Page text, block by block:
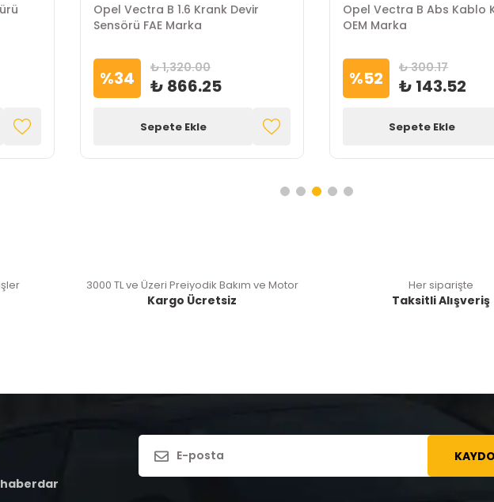
Opel Vectra B 1.6 Krank Devir
Sensörü FAE Marka
%34 ₺ 1,320.00
₺ 866.25
Sepete Ekle
Opel Vectra B Abs Kablo
OEM Marka
%52 ₺ 300.17
₺ 143.52
Sepete Ekle
3000 TL ve Üzeri Preiyodik Bakım ve Motor
Kargo Ücretsiz
Her siparişte
Taksitli Alışveriş
haberdar